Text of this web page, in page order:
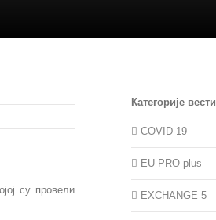
су провели
Категорије вести
COVID-19
EU PRO plus
EXCHANGE 5